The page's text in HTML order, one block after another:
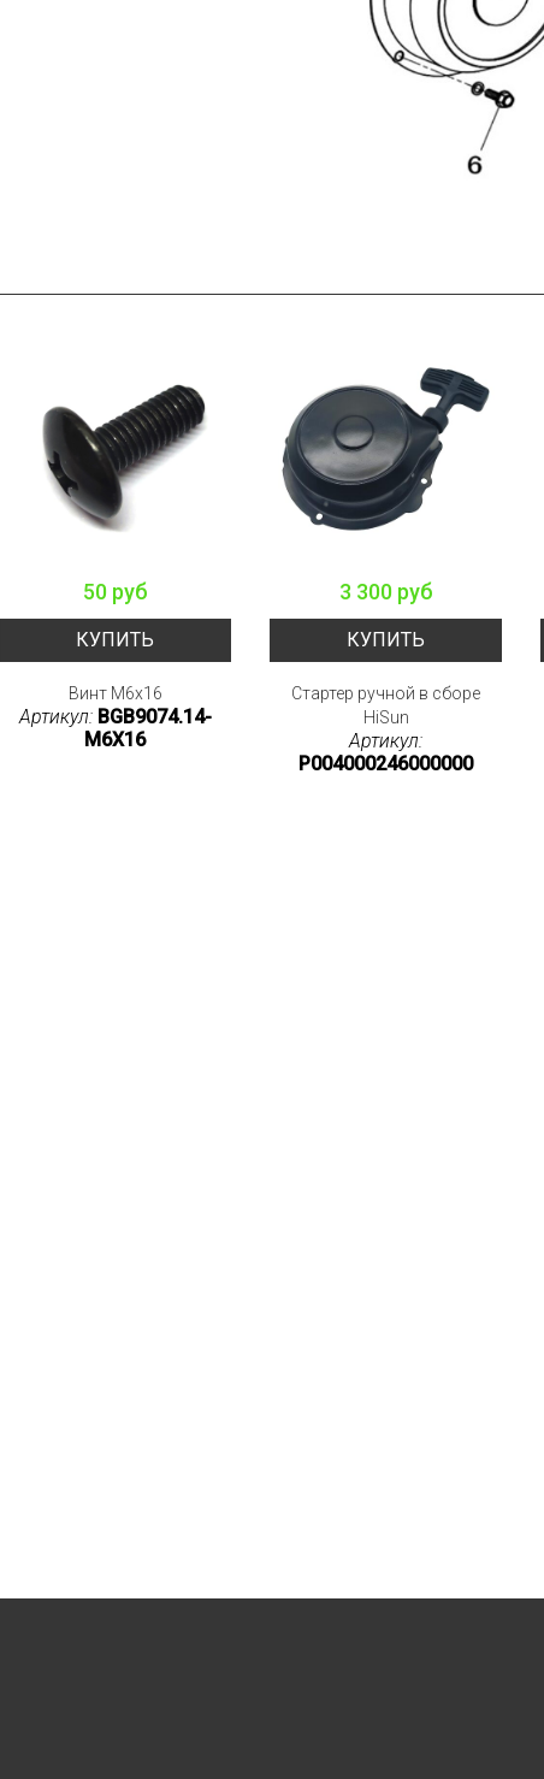
50 руб
КУПИТЬ
Винт M6x16
Артикул: BGB9074.14-
M6X16
3 300 руб
КУПИТЬ
Стартер ручной в сборе
HiSun
Артикул:
P004000246000000